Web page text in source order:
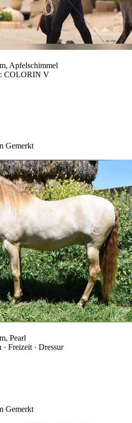
Apfelschimmel
COLORIN V
Gemerkt
Pearl
Freizeit · Dressur
Gemerkt